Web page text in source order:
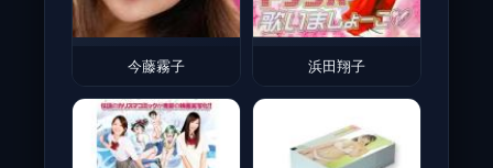
今藤霧子 浜田翔子